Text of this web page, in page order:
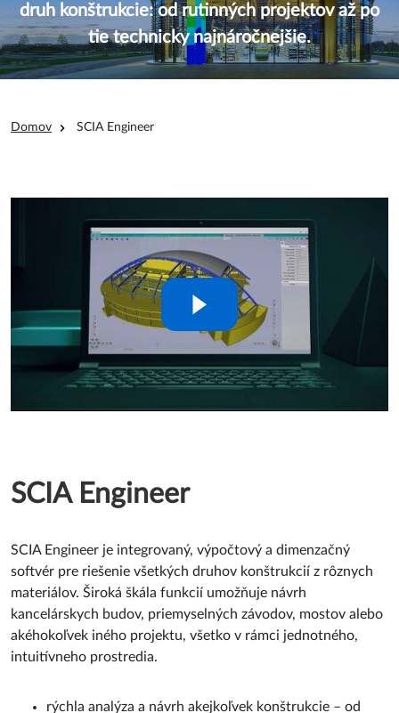
druh konštrukcie: od rutinných projektov až po
tie technicky najnáročnejšie.
Omrvinka
Domov SCIA Engineer
SCIA Engineer
SCIA Engineer je integrovaný, výpočtový a dimenzačný
softvér pre riešenie všetkých druhov konštrukcií z rôznych
materiálov. Široká škála funkcií umožňuje návrh
kancelárskych budov, priemyselných závodov, mostov alebo
akéhokoľvek iného projektu, všetko v rámci jednotného,
intuitívneho prostredia.
rýchla analýza a návrh akejkoľvek konštrukcie – od